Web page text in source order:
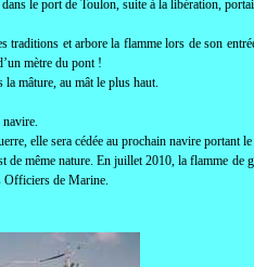
le port de Toulon, suite à la libération,
traditions et arbore la flamme lors de son
mètre du pont !
mâture, au mât le plus haut.
navire.
elle sera cédée au prochain navire portant
de même nature. En juillet 2010, la flamme de
Officiers de Marine.